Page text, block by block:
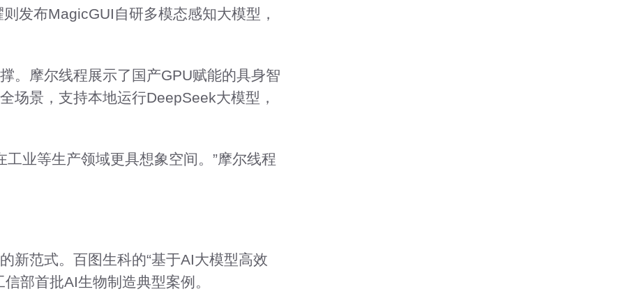
发布MagicGUI自研多模态感知大模型，
。摩尔线程展示了国产GPU赋能的具身智
场景，支持本地运行DeepSeek大模型，
业等生产领域更具想象空间。”摩尔线程
新范式。百图生科的“基于AI大模型高效
部首批AI生物制造典型案例。